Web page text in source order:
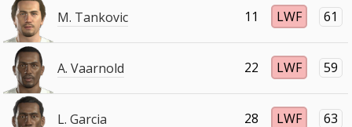
M. Tankovic 11 LWF 61
A. Vaarnold 22 LWF 59
L. Garcia 28 LWF 63